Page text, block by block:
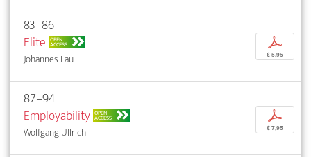
83–86
Elite OPEN
ACCESS
Johannes Lau
p
€ 5,95
87–94
Employability OPEN
ACCESS
Wolfgang Ullrich
p
€ 7,95